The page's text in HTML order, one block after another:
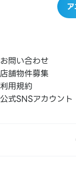
お問い合わせ
店舗物件募集
利用規約
公式SNSアカウント